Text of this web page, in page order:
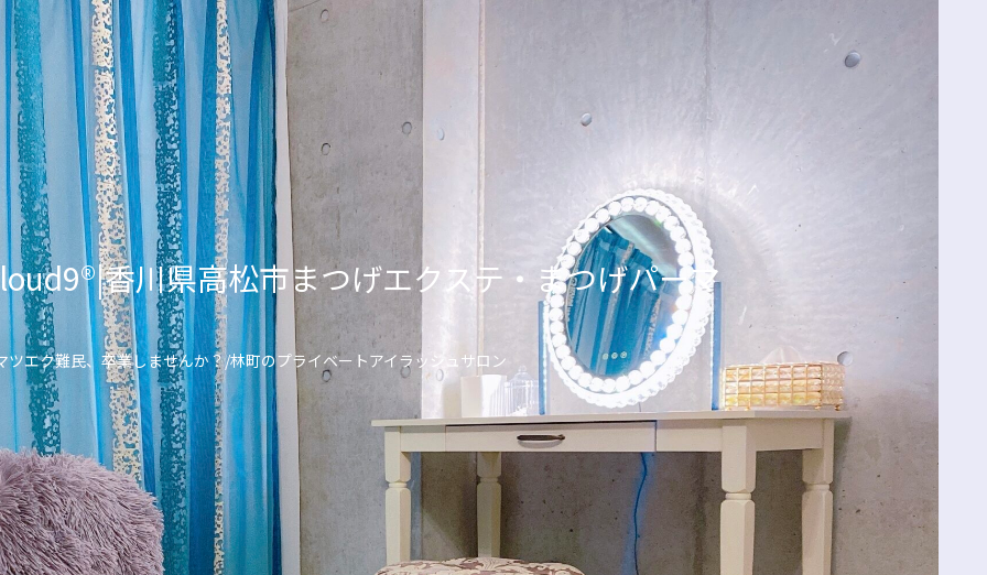
香川県高松市まつげエクステ・まつげパーマ
ツエク難民、卒業しませんか？/林町のプライベートアイラッシュサロン